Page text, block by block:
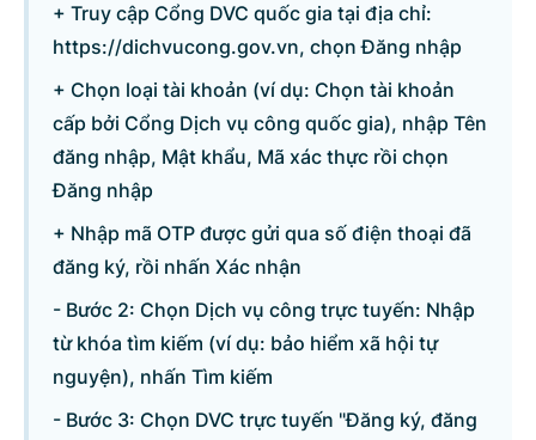
+ Truy cập Cổng DVC quốc gia tại địa chỉ:
https://dichvucong.gov.vn, chọn Đăng nhập
+ Chọn loại tài khoản (ví dụ: Chọn tài khoản
cấp bởi Cổng Dịch vụ công quốc gia), nhập Tên
đăng nhập, Mật khẩu, Mã xác thực rồi chọn
Đăng nhập
+ Nhập mã OTP được gửi qua số điện thoại đã
đăng ký, rồi nhấn Xác nhận
- Bước 2: Chọn Dịch vụ công trực tuyến: Nhập
từ khóa tìm kiếm (ví dụ: bảo hiểm xã hội tự
nguyện), nhấn Tìm kiếm
- Bước 3: Chọn DVC trực tuyến "Đăng ký, đăng